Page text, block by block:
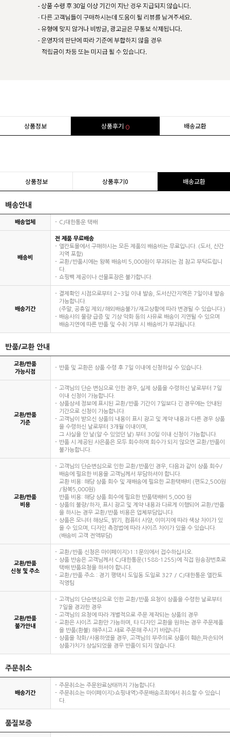
상품정보 상품후기 0 배송교환
상품정보 상품후기0 배송교환
배송안내
배송업체 CJ대한통운 택배
배송비
전 제품 무료배송
엘칸토몰에서 구매하시는 모든 제품의 배송비는 무료입니다. (도서, 산간
지역 포함)
교환/반품시에는 왕복 배송비 5,000원이 부과되는 점 참고 부탁드립니
다.
쇼핑백 제공이나 선물포장은 불가합니다.
배송기간
결제확인 시점으로부터 2~3일 이내 발송, 도서산간지역은 7일이내 발송
가능합니다.
(주말, 공휴일 제외/해외배송불가/재고상황에 따라 변경될 수 있습니다.)
배송사의 물량 급증 및 기상 악화 등의 사유로 배송이 지연될 수 있으며
배송지연에 따른 반품 및 수취 거부 시 배송비가 부과됩니다.
반품/교환 안내
교환/반품
가능시점
반품 및 교환은 상품 수령 후 7일 이내에 신청하실 수 있습니다.
교환/반품
기준
고객님의 단순 변심으로 인한 경우, 실제 상품을 수령하신 날로부터 7일
이내 신청이 가능합니다.
상품상세 정보에 표시된 교환/반품 기간이 7일보다 긴 경우에는 안내된
기간으로 신청이 가능합니다.
고객님이 받으신 상품의 내용이 표시 광고 및 계약 내용과 다른 경우 상품
을 수령하신 날로부터 3개월 이내이며,
그 사실을 안 날(알 수 있었던 날) 부터 30일 이내 신청이 가능합니다.
반품 시 제공된 사은품은 모두 회수하며 회수가 되지 않으면 교환/반품이
불가능합니다.
교환/반품
비용
고객님의 단순변심으로 인한 교환/반품인 경우, 다음과 같이 상품 회수/
배송에 필요한 비용을 고객님께서 부담하셔야 합니다.
교환 비용: 해당 상품 회수 및 재배송에 필요한 교환택배비 (편도2,500원
/왕복5,000원)
반품 비용: 해당 상품 회수에 필요한 반품택배비 5,000 원
상품의 불량/하자, 표시 광고 및 계약 내용과 다르게 이행되어 교환/반품
을 하시는 경우 교환/반품 비용은 업체부담입니다.
상품은 모니터 해상도, 밝기, 컴퓨터 사양, 이미지에 따라 색상 차이가 있
을 수 있으며, 디자인 측정법에 따라 사이즈 차이가 있을 수 있습니다.
(배송비 고객 전액부담)
교환/반품
신청 및 주소
교환/반품 신청은 마이페이지>1:1문의에서 접수하십시오.
상품 반송은 고객님께서 CJ대한통운(1588-1255)에 직접 원송장번호로
택배 반품요청을 하셔야 합니다.
교환/반품 주소 : 경기 평택시 도일동 도일로 327 / CJ대한통운 엘칸토
직영팀
교환/반품
불가안내
고객님의 단순변심으로 인한 교환/반품 요청이 상품을 수령한 날로부터
7일을 경과한 경우
고객님의 요청에 따라 개별적으로 주문 제작되는 상품의 경우
교환은 사이즈 교환만 가능하며, 타 디자인 교환을 원하는 경우 주문제품
을 반품(환불) 해주시고 새로 주문해 주시기 바랍니다
상품을 착화/사용하였을 경우, 고객님의 부주의로 상품이 훼손,파손되어
상품가치가 상실되었을 경우 반품이 되지 않습니다.
주문취소
배송기간
주문취소는 주문완료상태까지 가능합니다.
주문취소는 마이페이지>쇼핑내역>주문배송조회에서 취소할 수 있습니
다.
품질보증